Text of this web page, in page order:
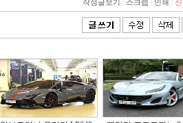
작성글보기 스크랩 인쇄